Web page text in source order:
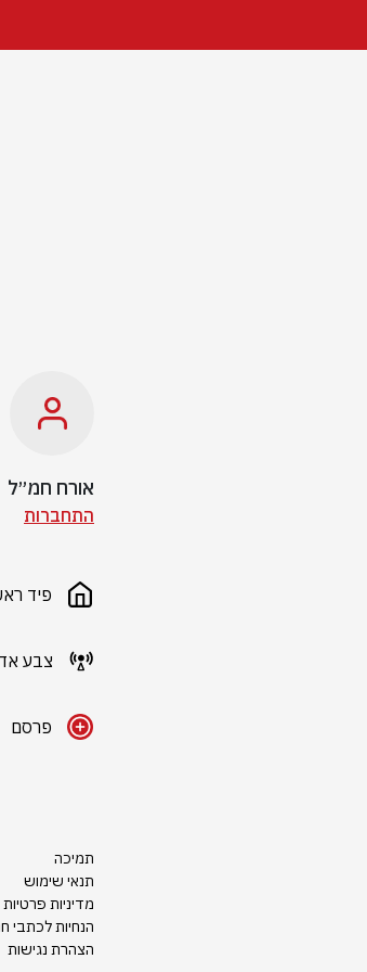
אורח חמ״ל
התחברות
פיד
צבע
פרסם
תמיכה
תנאי שימוש
מדיניות פרטיות
הנחיות לכתבי
הצהרת נגישות